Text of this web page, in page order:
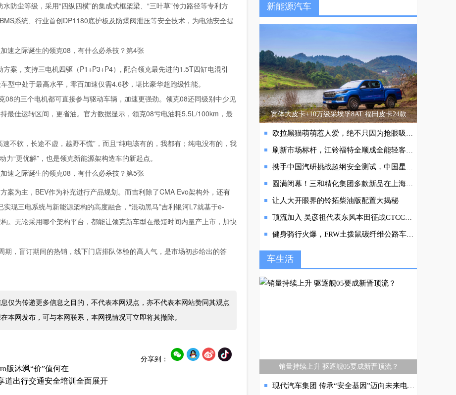
防尘等级，采用“四纵四横”的集成式框架梁、“三叶草”传力路径等专利方
系统、行业首创DP1180底护板及防爆阀泄压等安全技术，为电池安全提
案，支持三电机四驱（P1+P3+P4）, 配合领克最先进的1.5T四缸电混引
型中处于最高水平，零百加速仅需4.6秒，堪比豪华超跑级性能。
08的三个电机都可直接参与驱动车辆，加速更强劲。领克08还同级别中少见
最佳运转区间，更省油。官方数据显示，领克08亏电油耗5.5L/100km，最
不软，长途不虚，越野不慌”，而且“纯电该有的，我都有；纯电没有的，我
“更优解”，也是领克新能源架构造车的新起点。
案为主，BEV作为补充进行产品规划。而吉利除了CMA Evo架构外，还有
现三电系统与新能源架构的高度融合，“混动黑马”吉利银河L7就基于e-
。无论采用哪个架构平台，都能让领克新车型在最短时间内量产上市，加快
，盲订期间的热销，线下门店排队体验的高人气，是市场初步给出的答
仅为传递更多信息之目的，不代表本网观点，亦不代表本网站赞同其观点
本网发布，可与本网联系，本网视情况可立即将其撤除。
分享到：
版沐飒“价”值何在
道出行交通安全培训全面展开
新能源汽车
宽体大皮卡+10万级采埃孚8AT 福田皮卡24款
欧拉黑猫萌萌惹人爱，绝不只因为抢眼吸睛的颜
刷新市场标杆，江铃福特全顺成全能轻客价值之选
携手中国汽研挑战超纲安全测试，中国星以硬核实力刷新中国汽车安全标准
圆满闭幕！三和精化集团多款新品在上海法兰克福展精彩亮相
让人大开眼界的铃拓柴油版配置大揭秘
顶流加入 吴彦祖代表东风本田征战CTCC赛场
健身骑行火爆，FRW土拨鼠碳纤维公路车卖空，爱马仕自行车售罄
车生活
销量持续上升 驱逐舰05要成新晋顶流？
现代汽车集团 传承“安全基因”迈向未来电动出行新时代